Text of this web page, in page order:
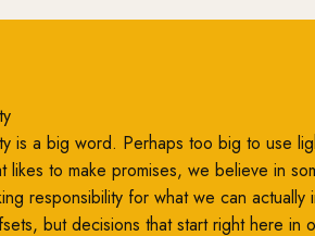
is a big word. Perhaps too big to use
likes to make promises, we believe in
responsibility for what we can
but decisions that start right here in